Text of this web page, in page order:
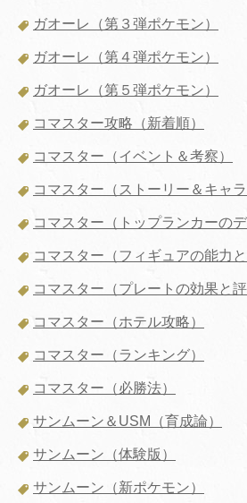
ガオーレ（第３弾ポケモン）
ガオーレ（第４弾ポケモン）
ガオーレ（第５弾ポケモン）
コマスター攻略（新着順）
コマスター（イベント＆考察）
コマスター（ストーリー＆キャラ
コマスター（トップランカーのデ
コマスター（フィギュアの能力と
コマスター（プレートの効果と評
コマスター（ホテル攻略）
コマスター（ランキング）
コマスター（必勝法）
サンムーン＆USM（育成論）
サンムーン（体験版）
サンムーン（新ポケモン）